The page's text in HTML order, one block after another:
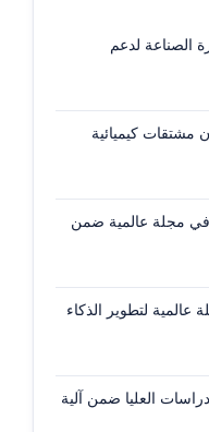
الصناعة لدعم
مشتقات كيميائية
في مجلة عالمية ضمن
لتطوير الذكاء
العليا ضمن آلية